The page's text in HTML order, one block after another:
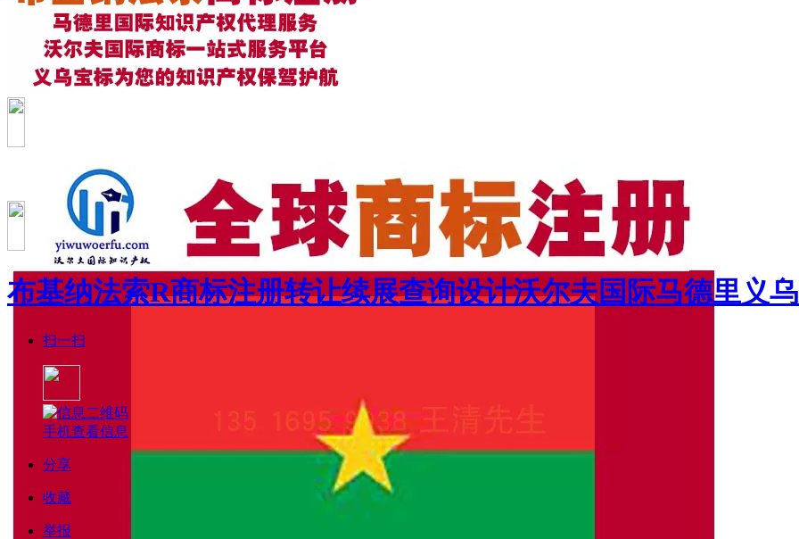
布基纳法索R商标注册转让续展查询设计沃尔夫国际马德里义
扫一扫
手机查看信息
分享
收藏
举报